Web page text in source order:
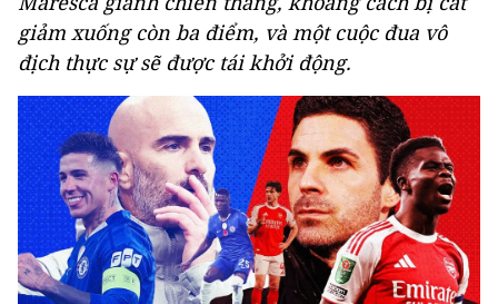
giảm xuống còn ba điểm, và một cuộc đua vô
địch thực sự sẽ được tái khởi động.